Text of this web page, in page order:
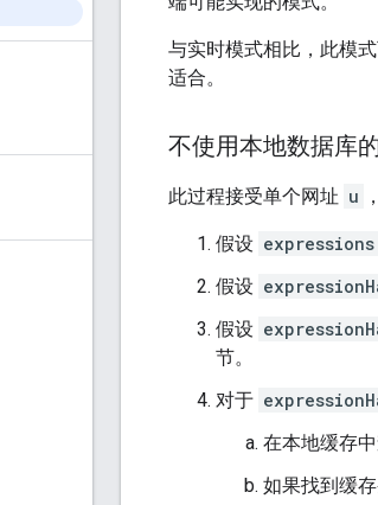
与实时模式相比，此模
适合。
不使用本地数据库
此过程接受单个网址 u
假设 expressions
假设
假设
节。
对于
在本地缓存
如果找到缓存